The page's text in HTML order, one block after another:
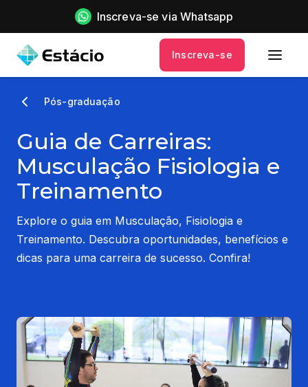
Inscreva-se via Whatsapp
Inscreva-se
Pós-graduação
Guia de Carreiras:
Musculação Fisiologia e
Treinamento
Explore o guia em Musculação, Fisiologia e
Treinamento. Descubra oportunidades, benefícios e
dicas para uma carreira de sucesso. Confira!